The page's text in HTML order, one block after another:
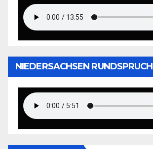
NIEDERSACHSEN RUNDSPRUCH